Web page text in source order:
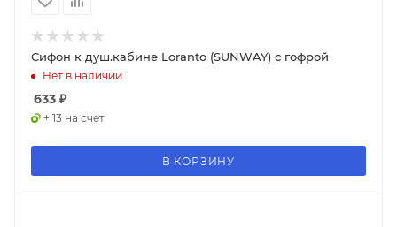
Сифон к душ.кабине Loranto (SUNWAY) с гофрой
Нет в наличии
633 ₽
+ 13 на счет
В КОРЗИНУ